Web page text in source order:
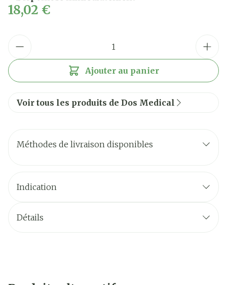
18,02 €
Ajouter au panier
Voir tous les produits de Dos Medical
Méthodes de livraison disponibles
Indication
Détails